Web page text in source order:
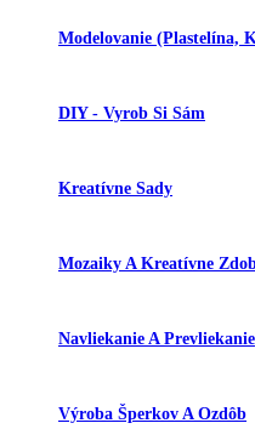
Modelovanie (plastelína,
DIY - Vyrob Si Sám
Kreatívne Sady
Mozaiky A Kreatívne
Navliekanie A Prevliekanie
Výroba Šperkov A Ozdôb